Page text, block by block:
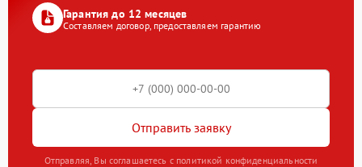
Гарантия до 12 месяцев
Составляем договор, предоставляем гарантию
Отправить заявку
Отправляя, Вы соглашаетесь с политикой конфиденциальности